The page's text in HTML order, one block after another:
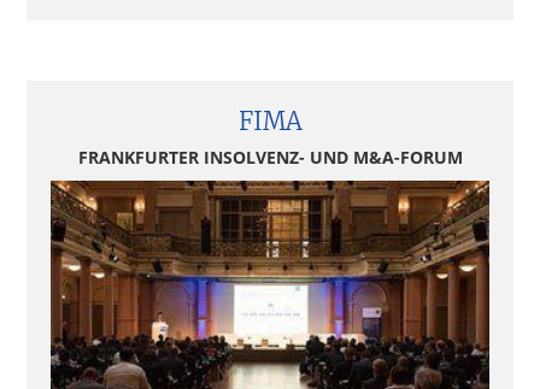
FIMA
FRANKFURTER INSOLVENZ- UND M&A-FORUM